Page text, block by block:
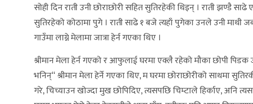
सोही दिन राती उनी छोराछोरी सहित सुतिरहेकी थिइन् । राती झण्डै
सुतिरहेको कोठामा पुगे । राती साढे १ बजे त्यहाँ पुगेका उनले उनी माथी
गाउँमा लाग्ने मेलामा जात्रा हेर्न गएका थिए ।
श्रीमान मेला हेर्न गएको र आफुलाई घरमा एक्लै रहेको मौका छोपी
भनिन्“ श्रीमान मेला हेर्ने गएका थिए, म घरमा छोराछोरीको साथमा
गरे, चिच्याउन खोज्दा मुख छोपिदिए, त्यसपछि चिम्टाले हिर्काए, अनि